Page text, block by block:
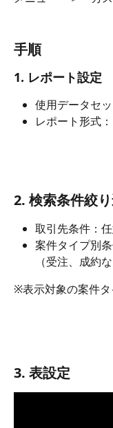
手順
1. レポート設定
使用データセ
レポート形式
2. 検索条件絞
取引先条件：
案件タイプ別
（受注、成約な
※表示対象の案件
3. 表設定